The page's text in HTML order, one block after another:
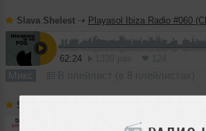
Slava Shelest ➝ Playasol Ibiza Radio #060 (Chill
62:24
Микс
Slava Shelest